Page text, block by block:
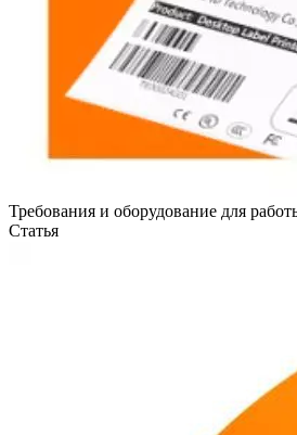
Требования и оборудование для
Статья